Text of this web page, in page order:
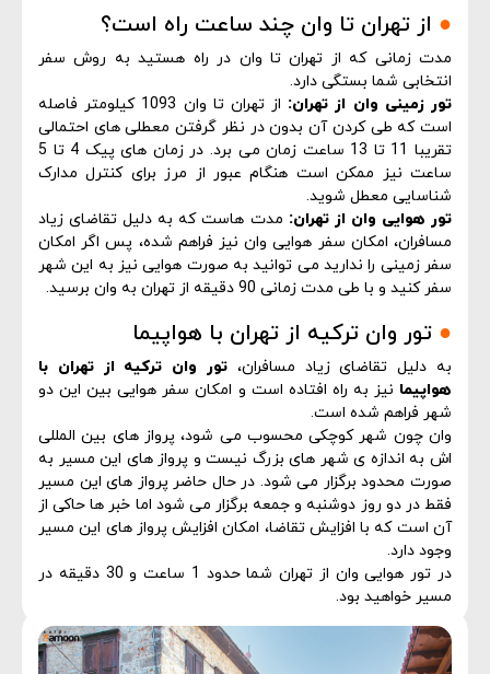
● از تهران تا وان چند ساعت راه است؟
مدت زمانی که از تهران تا وان در راه هستید به روش سفر
انتخابی شما بستگی دارد.
تور زمینی وان از تهران:
از تهران تا وان 1093 کیلومتر فاصله
است که طی کردن آن بدون در نظر گرفتن معطلی های احتمالی
تقریبا 11 تا 13 ساعت زمان می برد. در زمان های پیک 4 تا 5
ساعت نیز ممکن است هنگام عبور از مرز برای کنترل مدارک
شناسایی معطل شوید.
تور هوایی وان از تهران: مدت هاست که به دلیل تقاضای زیاد
مسافران، امکان سفر هوایی وان نیز فراهم شده، پس اگر امکان
سفر زمینی را ندارید می توانید به صورت هوایی نیز به این شهر
سفر کنید و با طی مدت زمانی 90 دقیقه از تهران به وان برسید.
● تور وان ترکیه از تهران با هواپیما
به دلیل تقاضای زیاد مسافران، تور وان ترکیه از تهران با
هواپیما نیز به راه افتاده است و امکان سفر هوایی بین این دو
شهر فراهم شده است.
وان چون شهر کوچکی محسوب می شود، پرواز های بین المللی
اش به اندازه ی شهر های بزرگ نیست و پرواز های این مسیر به
صورت محدود برگزار می شود. در حال حاضر پرواز های این مسیر
فقط در دو روز دوشنبه و جمعه برگزار می شود اما خبر ها حاکی از
آن است که با افزایش تقاضا، امکان افزایش پرواز های این مسیر
وجود دارد.
در تور هوایی وان از تهران شما حدود 1 ساعت و 30 دقیقه در
مسیر خواهید بود.